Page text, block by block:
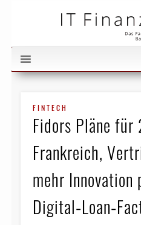
FINTECH
Fidors Pläne für
Frankreich,
mehr Innovation